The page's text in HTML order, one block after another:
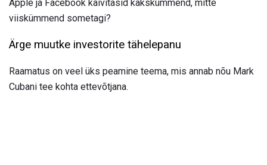
Apple ja Facebook käivitasid kakskümmend, mitte
viiskümmend sometagi?
Ärge muutke investorite tähelepanu
Raamatus on veel üks peamine teema, mis annab nõu Mark
Cubani tee kohta ettevõtjana.